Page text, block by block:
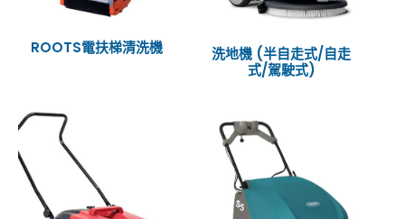
ROOTS電扶梯清洗機
洗地機 (半自走式/自走
式/駕駛式)